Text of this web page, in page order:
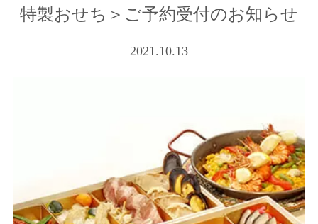
特製おせち＞ご予約受付のお知らせ
2021.10.13